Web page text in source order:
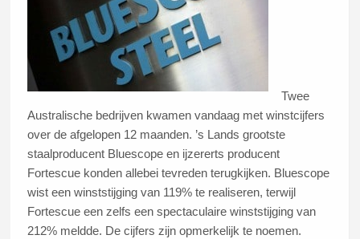
Twee
Australische bedrijven kwamen vandaag met winstcijfers
over de afgelopen 12 maanden. ’s Lands grootste
staalproducent Bluescope en ijzererts producent
Fortescue konden allebei tevreden terugkijken. Bluescope
wist een winststijging van 119% te realiseren, terwijl
Fortescue een zelfs een spectaculaire winststijging van
212% meldde. De cijfers zijn opmerkelijk te noemen.